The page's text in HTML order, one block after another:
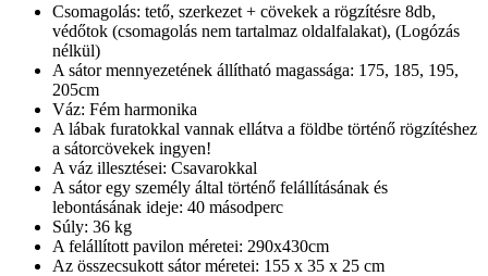
Csomagolás: tető, szerkezet + cövekek a rögzítésre 8db,
védőtok (csomagolás nem tartalmaz oldalfalakat), (Logózás
nélkül)
A sátor mennyezetének állítható magassága: 175, 185, 195,
205cm
Váz: Fém harmonika
A lábak furatokkal vannak ellátva a földbe történő rögzítéshez
a sátorcövekek ingyen!
A váz illesztései: Csavarokkal
A sátor egy személy által történő felállításának és
lebontásának ideje: 40 másodperc
Súly: 36 kg
A felállított pavilon méretei: 290x430cm
Az összecsukott sátor méretei: 155 x 35 x 25 cm